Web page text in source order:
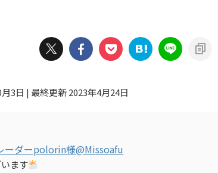
3日 | 最終更新 2023年4月24日
ーダーpolorin様@Missoafu
ます